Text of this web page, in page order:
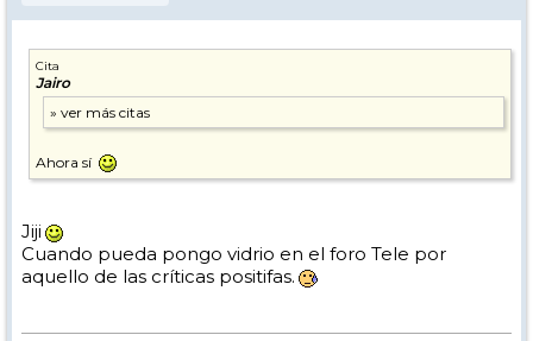
Cita
Jairo
Ahora sí
Jiji
Cuando pueda pongo vidrio en el foro Tele por
aquello de las críticas positifas.